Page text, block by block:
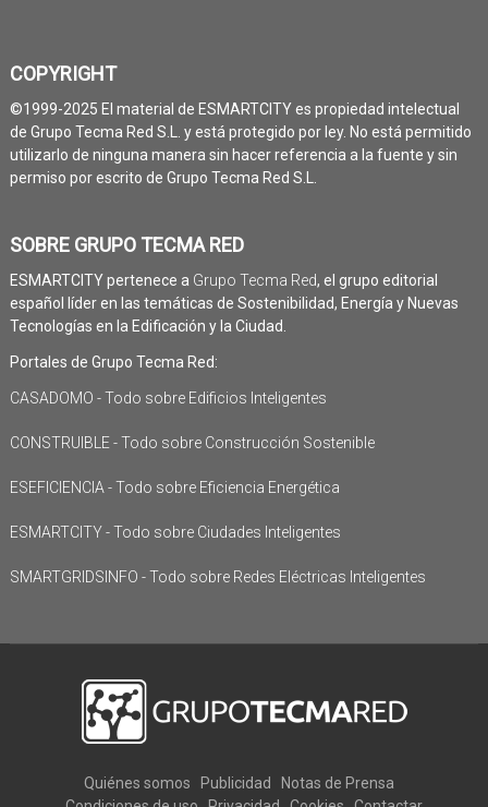
COPYRIGHT
©1999-2025 El material de ESMARTCITY es propiedad intelectual
de Grupo Tecma Red S.L. y está protegido por ley. No está permitido
utilizarlo de ninguna manera sin hacer referencia a la fuente y sin
permiso por escrito de Grupo Tecma Red S.L.
SOBRE GRUPO TECMA RED
ESMARTCITY pertenece a Grupo Tecma Red, el grupo editorial
español líder en las temáticas de Sostenibilidad, Energía y Nuevas
Tecnologías en la Edificación y la Ciudad.
Portales de Grupo Tecma Red:
CASADOMO - Todo sobre Edificios Inteligentes
CONSTRUIBLE - Todo sobre Construcción Sostenible
ESEFICIENCIA - Todo sobre Eficiencia Energética
ESMARTCITY - Todo sobre Ciudades Inteligentes
SMARTGRIDSINFO - Todo sobre Redes Eléctricas Inteligentes
Quiénes somos Publicidad
Notas de Prensa